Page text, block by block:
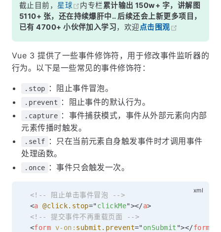
截止目前， 星球 内专栏累计输出 150w+ 字，讲解图
5110+ 张，还在持续爆肝中.. 后续还会上新更多项目，
已有 4700+ 小伙伴加入学习，欢迎点击围观
Vue 3 提供了一些事件修饰符，用于修改事件监听器的
行为。以下是一些常见的事件修饰符：
.stop ：阻止事件冒泡。
.prevent ：阻止事件的默认行为。
.capture ：事件捕获模式，事件从外部元素向内部
元素传播时触发。
.self
：只在当前元素自身触发事件时才调用事件
处理函数。
.once ：事件只会触发一次。
<!-- 阻止单击事件冒泡 -->
<a @click.stop="clickMe"></a>
<!-- 提交事件不再重载页面 -->
<form v-on: submit.prevent="onSubmit "></form